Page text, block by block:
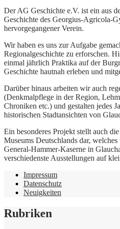
Der AG Geschichte e.V. ist ein aus
Geschichte des Georgius-Agricola-
hervorgegangener Verein.
Wir haben es uns zur Aufgabe
Regionalgeschichte zu erforschen.
einmal jährlich Praktika auf der
Geschichte hautnah erleben und
Darüber hinaus arbeiten wir auch
(Denkmalpflege in der Region,
Chroniken etc.) und gestalten jedes
historischen Stadtansichten von
Ein besonderes Projekt stellt auch
Museums Deutschlands dar,
General-Hammer-Kaserne in
verschiedenste Ausstellungen auf
Impressum
Datenschutz
Neuigkeiten
Rubriken